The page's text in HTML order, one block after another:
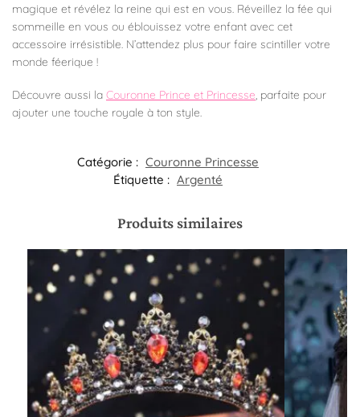
magique et révélez la reine qui est en vous. Réveillez la fée qui
sommeille en vous ou éblouissez votre enfant avec cet
accessoire irrésistible. N’attendez plus pour faire scintiller votre
monde féerique !
Découvre aussi la Couronne Prince et Princesse , parfaite pour
ajouter une touche royale à ton style.
Catégorie : Couronne Princesse
Étiquette : Argenté
Produits similaires